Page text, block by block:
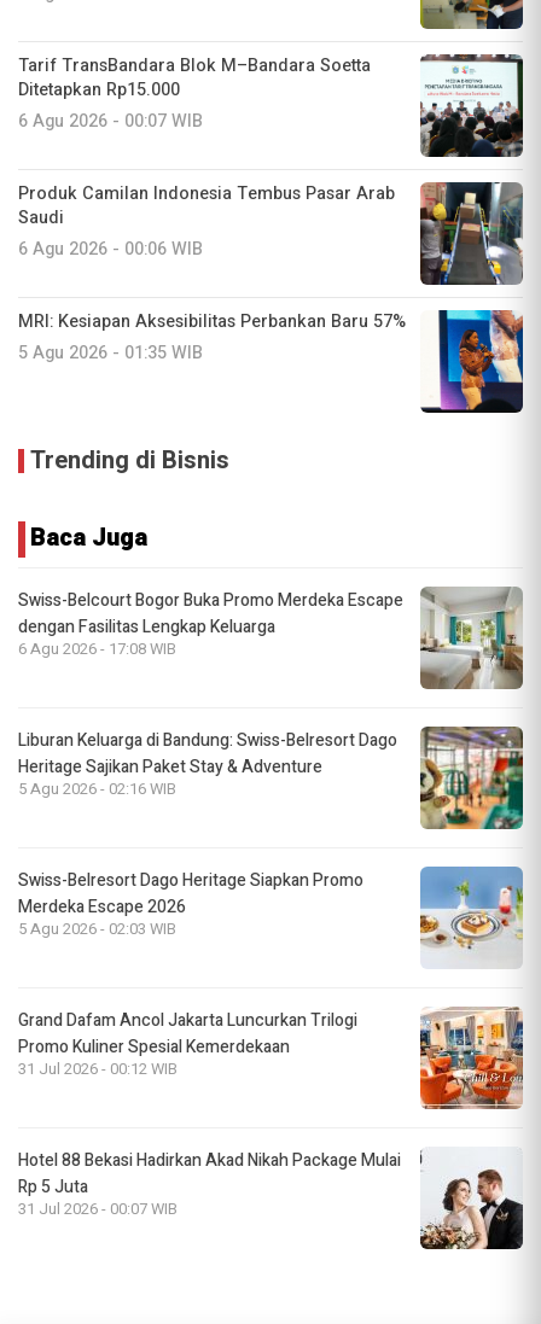
Tarif TransBandara Blok M–Bandara Soetta
Ditetapkan Rp15.000
6 Agu 2026 - 00:07 WIB
Produk Camilan Indonesia Tembus Pasar Arab
Saudi
6 Agu 2026 - 00:06 WIB
MRI: Kesiapan Aksesibilitas Perbankan Baru 57%
5 Agu 2026 - 01:35 WIB
Trending di Bisnis
Baca Juga
Swiss-Belcourt Bogor Buka Promo Merdeka Escape
dengan Fasilitas Lengkap Keluarga
6 Agu 2026 - 17:08 WIB
Liburan Keluarga di Bandung: Swiss-Belresort Dago
Heritage Sajikan Paket Stay & Adventure
5 Agu 2026 - 02:16 WIB
Swiss-Belresort Dago Heritage Siapkan Promo
Merdeka Escape 2026
5 Agu 2026 - 02:03 WIB
Grand Dafam Ancol Jakarta Luncurkan Trilogi
Promo Kuliner Spesial Kemerdekaan
31 Jul 2026 - 00:12 WIB
Hotel 88 Bekasi Hadirkan Akad Nikah Package Mulai
Rp 5 Juta
31 Jul 2026 - 00:07 WIB